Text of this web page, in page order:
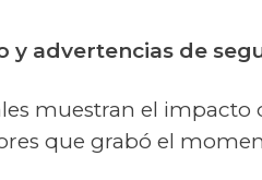
y advertencias de
muestran el
que grabó el